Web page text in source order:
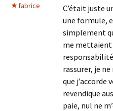
fabrice
C’était juste
une formule,
simplement
me mettaient
rassurer, je
que
revendique
paie, nul ne